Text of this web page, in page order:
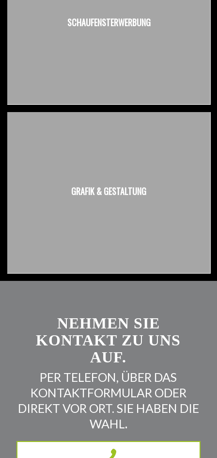
SCHAUFENSTERWERBUNG
GRAFIK & GESTALTUNG
NEHMEN SIE
KONTAKT ZU UNS
AUF.
PER TELEFON, ÜBER DAS
KONTAKTFORMULAR ODER
DIREKT VOR ORT. SIE HABEN DIE
WAHL.